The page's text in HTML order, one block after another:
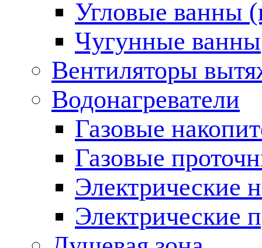
Угловые ванны
Чугунные ванны
Вентиляторы
Водонагреватели
Газовые
Газовые
Электрические
Электрические